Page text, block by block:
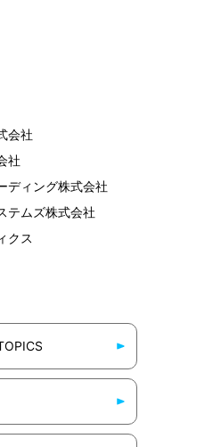
会社
社
ディング株式会社
テムズ株式会社
クス